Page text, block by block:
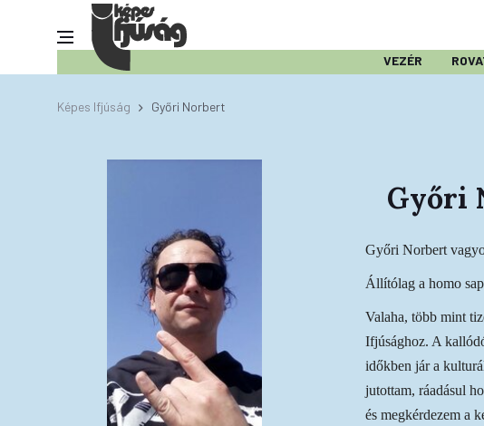
VEZÉR
Képes Ifjúság Győri Norbert
Győri
Győri Norbert
Állítólag a homo
Valaha, több mint
Ifjúsághoz. A
időkben jár a
jutottam, ráadásul
és megkérdezem a